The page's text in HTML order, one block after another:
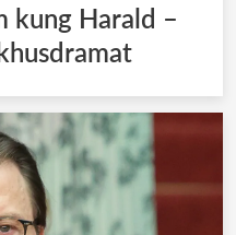
kung Harald –